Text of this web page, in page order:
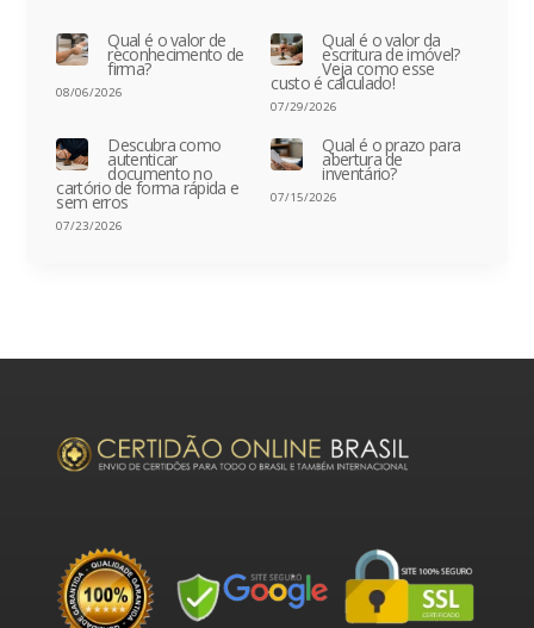
Qual é o valor de
reconhecimento de
firma?
08/06/2026
Qual é o valor da
escritura de imóvel?
Veja como esse
custo é calculado!
07/29/2026
Descubra como
autenticar
documento no
cartório de forma rápida e
sem erros
07/23/2026
Qual é o prazo para
abertura de
inventário?
07/15/2026